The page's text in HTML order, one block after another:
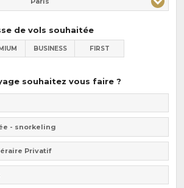
de vols souhaitée
BUSINESS FIRST
souhaitez vous faire ?
- snorkeling
Privatif